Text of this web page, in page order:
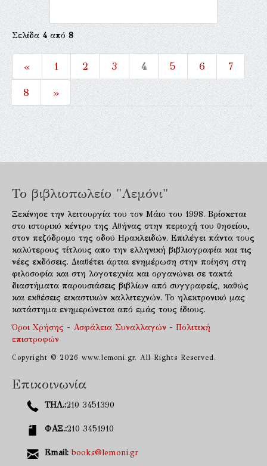
Σελίδα4από8
« 1 2 3 4 5 6
7
8
»
Το βιβλιοπωλείο "Λεμόνι"
Ξεκίνησε την λειτουργία του τον Μάιο του 1998. Βρίσκεται
στο ιστορικό κέντρο της Αθήνας στην περιοχή του θησείου,
στον πεζόδρομο της οδού Ηρακλειδών. Επιλέγει πάντα τους
καλύτερους τίτλους απο την ελληνική βιβλιογραφία και τις
νέες εκδόσεις. Διαθέτει άρτια ενημέρωση στην ποίηση στη
φιλοσοφία και στη λογοτεχνία και οργανώνει σε τακτά
διαστήματα παρουσιάσεις βιβλίων από συγγραφείς, καθώς
και εκθέσεις εικαστικών καλλιτεχνών. Το ηλεκτρονικό μας
κατάστημα ενημερώνεται από εμάς τους ίδιους.
Όροι Χρήσης - Ασφάλεια Συναλλαγών - Πολιτική
επιστροφών
Copyright © 2026 www.lemoni.gr. All Rights Reserved.
Επικοινωνία
ΤΗΛ.:210 3451390
ΦΑΞ.:210 3451910
Email: books@lemoni.gr